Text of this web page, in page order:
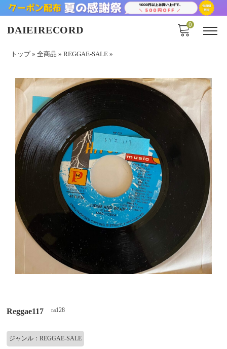
DAIEIRECORD 0
トップ» 全商品 » REGGAE-SALE »
Reggae117 ra128
ジャンル：REGGAE-SALE